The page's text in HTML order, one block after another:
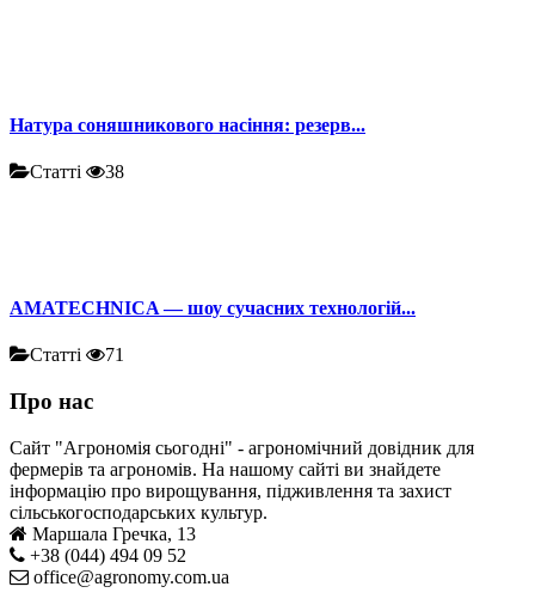
Натура соняшникового насіння: резерв...
Статті 38
AMATECHNICA — шоу сучасних технологій...
Статті 71
Про нас
Сайт "Агрономія сьогодні" - агрономічний довідник для
фермерів та агрономів. На нашому сайті ви знайдете
інформацію про вирощування, підживлення та захист
сільськогосподарських культур.
Маршала Гречка, 13
+38 (044) 494 09 52
office@agronomy.com.ua